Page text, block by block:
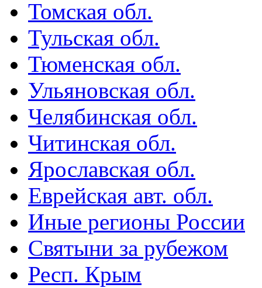
Томская обл.
Тульская обл.
Тюменская обл.
Ульяновская обл.
Челябинская обл.
Читинская обл.
Ярославская обл.
Еврейская авт. обл.
Иные регионы России
Святыни за рубежом
Респ. Крым